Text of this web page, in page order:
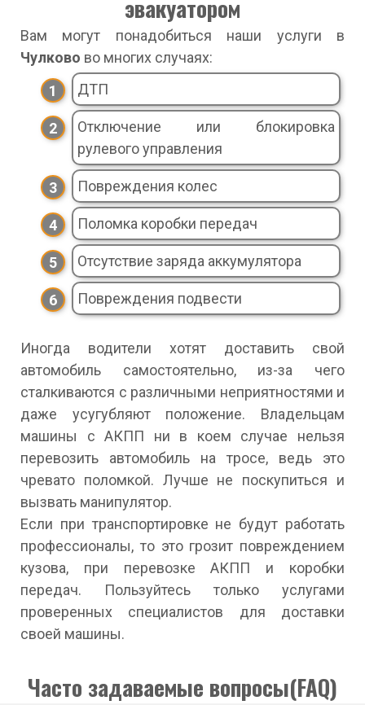
эвакуатором
Вам могут понадобиться наши услуги в
Чулково во многих случаях:
ДТП
Отключение или блокировка
рулевого управления
Повреждения колес
Поломка коробки передач
Отсутствие заряда аккумулятора
Повреждения подвести
Иногда водители хотят доставить свой
автомобиль самостоятельно, из-за чего
сталкиваются с различными неприятностями и
даже усугубляют положение. Владельцам
машины с АКПП ни в коем случае нельзя
перевозить автомобиль на тросе, ведь это
чревато поломкой. Лучше не поскупиться и
вызвать манипулятор.
Если при транспортировке не будут работать
профессионалы, то это грозит повреждением
кузова, при перевозке АКПП и коробки
передач. Пользуйтесь только услугами
проверенных специалистов для доставки
своей машины.
Часто задаваемые вопросы(FAQ)